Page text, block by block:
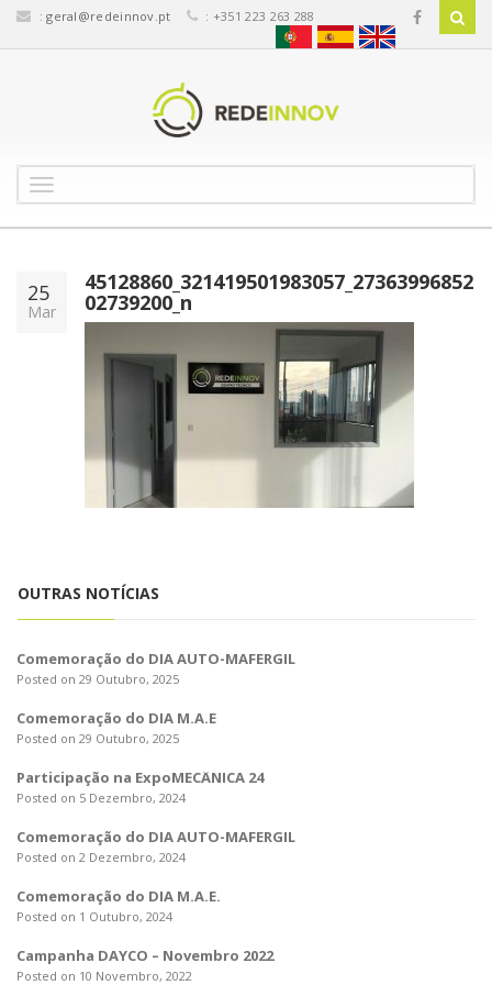
:geral@redeinnov.pt : +351 223 263 288
o
g
l
n
v
i
25
Mar
45128860_321419501983057_27363996852
02739200_n
OUTRAS NOTÍCIAS
Comemoração do DIA AUTO-MAFERGIL
Posted on 29 Outubro, 2025
Comemoração do DIA M.A.E
Posted on 29 Outubro, 2025
Participação na ExpoMECÂNICA 24
Posted on 5 Dezembro, 2024
Comemoração do DIA AUTO-MAFERGIL
Posted on 2 Dezembro, 2024
Comemoração do DIA M.A.E.
Posted on 1 Outubro, 2024
Campanha DAYCO – Novembro 2022
Posted on 10 Novembro, 2022